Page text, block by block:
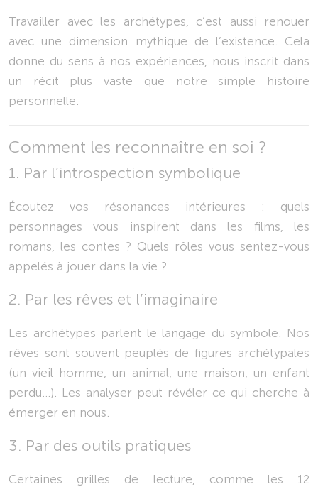
Travailler avec les archétypes, c’est aussi renouer
avec une dimension mythique de l’existence. Cela
donne du sens à nos expériences, nous inscrit dans
un récit plus vaste que notre simple histoire
personnelle.
Comment les reconnaître en soi ?
1. Par l’introspection symbolique
Écoutez vos résonances intérieures : quels
personnages vous inspirent dans les films, les
romans, les contes ? Quels rôles vous sentez-vous
appelés à jouer dans la vie ?
2. Par les rêves et l’imaginaire
Les archétypes parlent le langage du symbole. Nos
rêves sont souvent peuplés de figures archétypales
(un vieil homme, un animal, une maison, un enfant
perdu…). Les analyser peut révéler ce qui cherche à
émerger en nous.
3. Par des outils pratiques
Certaines grilles de lecture, comme les 12